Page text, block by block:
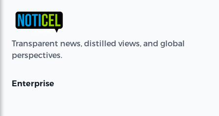
Transparent news, distilled views, and global
perspectives.
Enterprise